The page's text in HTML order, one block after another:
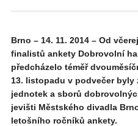
Brno – 14. 11. 2014 – Od
finalistů ankety Dobrovolní
předcházelo téměř
13. listopadu v podvečer byly
jednotek a sborů
jevišti Městského divadla
letošního ročníků ankety.